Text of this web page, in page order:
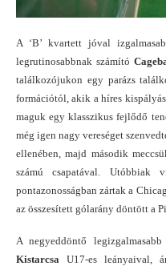
A ‘B’ kvartett jóval
legrutinosabbnak számító
találkozójukon egy parázs
formációtól, akik a híres
maguk egy klasszikus fejlődő
még igen nagy vereséget
ellenében, majd második
számú csapatával. Utóbbiak
pontazonosságban zártak a
az összesített gólarány döntött a
A negyeddöntő
Kistarcsa U17-es leányaival,